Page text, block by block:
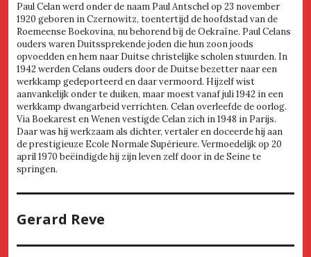
Paul Celan werd onder de naam Paul Antschel op 23 november
1920 geboren in Czernowitz, toentertijd de hoofdstad van de
Roemeense Boekovina, nu behorend bij de Oekraïne. Paul Celans
ouders waren Duitssprekende joden die hun zoon joods
opvoedden en hem naar Duitse christelijke scholen stuurden. In
1942 werden Celans ouders door de Duitse bezetter naar een
werkkamp gedeporteerd en daar vermoord. Hijzelf wist
aanvankelijk onder te duiken, maar moest vanaf juli 1942 in een
werkkamp dwangarbeid verrichten. Celan overleefde de oorlog.
Via Boekarest en Wenen vestigde Celan zich in 1948 in Parijs.
Daar was hij werkzaam als dichter, vertaler en doceerde hij aan
de prestigieuze Ecole Normale Supérieure. Vermoedelijk op 20
april 1970 beëindigde hij zijn leven zelf door in de Seine te
springen.
Gerard Reve